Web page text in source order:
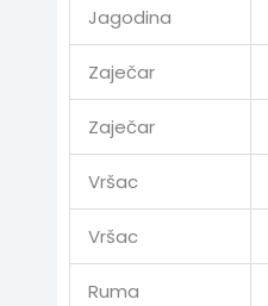
Jagodina
Zaječar
Zaječar
Vršac
Vršac
Ruma